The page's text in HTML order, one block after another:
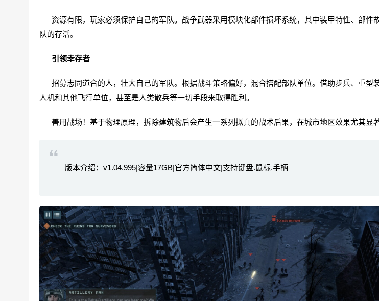
资源有限，玩家必须保护自己的军队。战争武器采用模块化部件损坏系统，其中装甲特性、部件
队的存活。
引领幸存者
招募志同道合的人，壮大自己的军队。根据战斗策略偏好，混合搭配部队单位。借助步兵、重型
人机和其他飞行单位，甚至是人类散兵等一切手段来取得胜利。
善用战场！基于物理原理，拆除建筑物后会产生一系列拟真的战术后果，在城市地区效果尤其显著
版本介绍：v1.04.995|容量17GB|官方简体中文|支持键盘.鼠标.手柄